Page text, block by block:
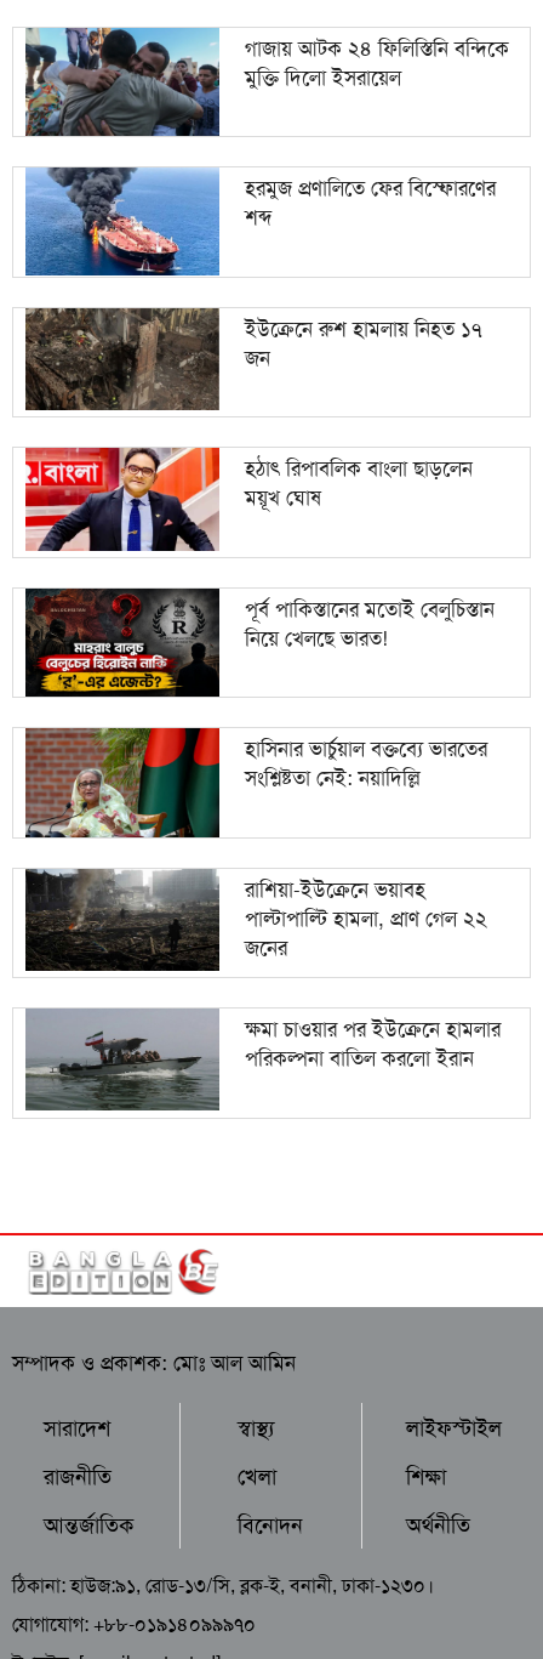
৯ নতুন ঘোষণা
১০ ডিএমপির অভিযানে গত ২৪ ঘণ্টায় ৪৬৬ জন গ্রেপ্তার,
মামলা ৫৭
গাজায় আটক ২৪ ফিলিস্তিনি বন্দিকে
মুক্তি দিলো ইসরায়েল
হরমুজ প্রণালিতে ফের বিস্ফোরণের
শব্দ
ইউক্রেনে রুশ হামলায় নিহত ১৭
জন
হঠাৎ রিপাবলিক বাংলা ছাড়লেন
ময়ূখ ঘোষ
পূর্ব পাকিস্তানের মতোই বেলুচিস্তান
নিয়ে খেলছে ভারত!
হাসিনার ভার্চুয়াল বক্তব্যে ভারতের
সংশ্লিষ্টতা নেই: নয়াদিল্লি
রাশিয়া-ইউক্রেনে ভয়াবহ
পাল্টাপাল্টি হামলা, প্রাণ গেল ২২
জনের
ক্ষমা চাওয়ার পর ইউক্রেনে হামলার
পরিকল্পনা বাতিল করলো ইরান
সম্পাদক ও প্রকাশক: মোঃ আল আমিন
সারাদেশ
রাজনীতি
আন্তর্জাতিক
স্বাস্থ্য
খেলা
বিনোদন
লাইফস্টাইল
শিক্ষা
অর্থনীতি
ঠিকানা: হাউজ:৯১, রোড-১৩/সি, ব্লক-ই, বনানী, ঢাকা-১২৩০।
যোগাযোগ: +৮৮-০১৯১৪০৯৯৯৭০